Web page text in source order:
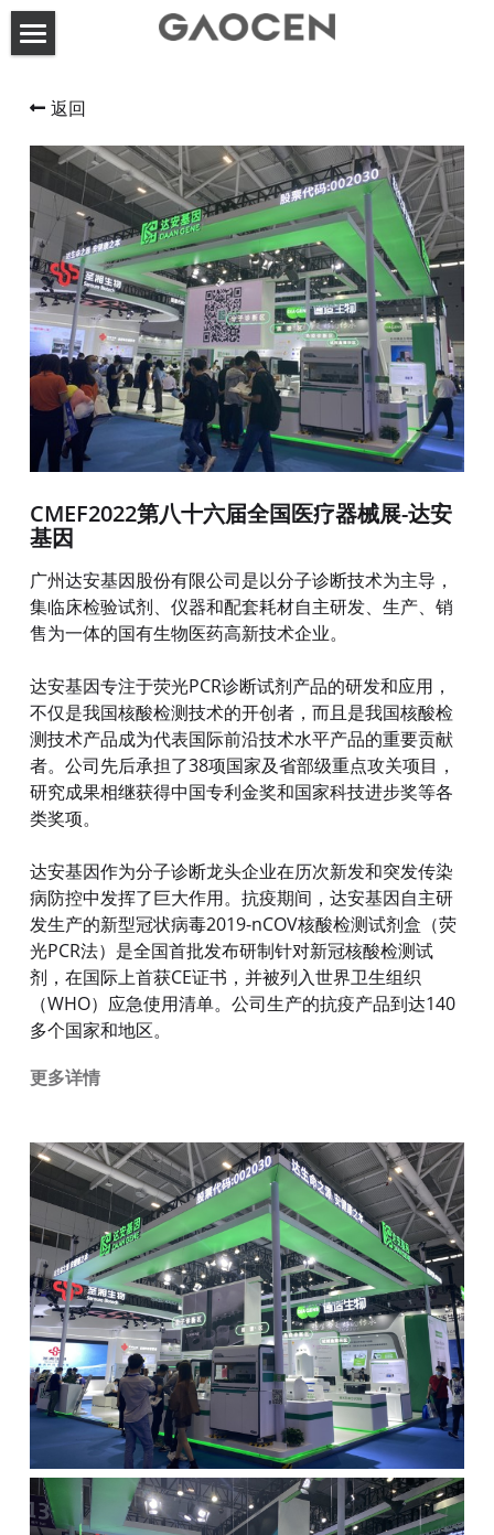
关于高呈
服务案例
展台设计搭建
活动策划执行
联系方式
搜索
返回
CMEF2022第八十六届全国医疗器械展-达安
基因
广州达安基因股份有限公司是以分子诊断技术为主导，
集临床检验试剂、仪器和配套耗材自主研发、生产、销
售为一体的国有生物医药高新技术企业。
达安基因专注于荧光PCR诊断试剂产品的研发和应用，
不仅是我国核酸检测技术的开创者，而且是我国核酸检
测技术产品成为代表国际前沿技术水平产品的重要贡献
者。公司先后承担了38项国家及省部级重点攻关项目，
研究成果相继获得中国专利金奖和国家科技进步奖等各
类奖项。
达安基因作为分子诊断龙头企业在历次新发和突发传染
病防控中发挥了巨大作用。抗疫期间，达安基因自主研
发生产的新型冠状病毒2019-nCOV核酸检测试剂盒（荧
光PCR法）是全国首批发布研制针对新冠核酸检测试
剂，在国际上首获CE证书，并被列入世界卫生组织
（WHO）应急使用清单。公司生产的抗疫产品到达140
多个国家和地区。
更多详情